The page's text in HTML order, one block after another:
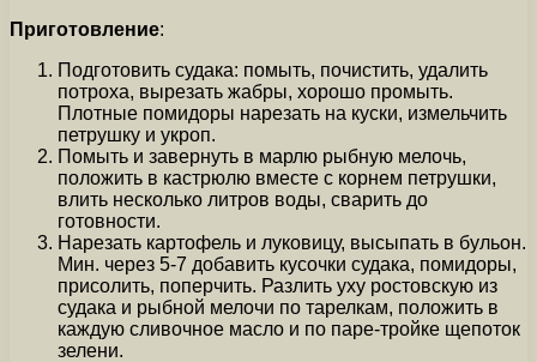
Приготовление:
Подготовить судака: помыть, почистить, удалить
потроха, вырезать жабры, хорошо промыть.
Плотные помидоры нарезать на куски, измельчить
петрушку и укроп.
Помыть и завернуть в марлю рыбную мелочь,
положить в кастрюлю вместе с корнем петрушки,
влить несколько литров воды, сварить до
готовности.
Нарезать картофель и луковицу, высыпать в бульон.
Мин. через 5-7 добавить кусочки судака, помидоры,
присолить, поперчить. Разлить уху ростовскую из
судака и рыбной мелочи по тарелкам, положить в
каждую сливочное масло и по паре-тройке щепоток
зелени.